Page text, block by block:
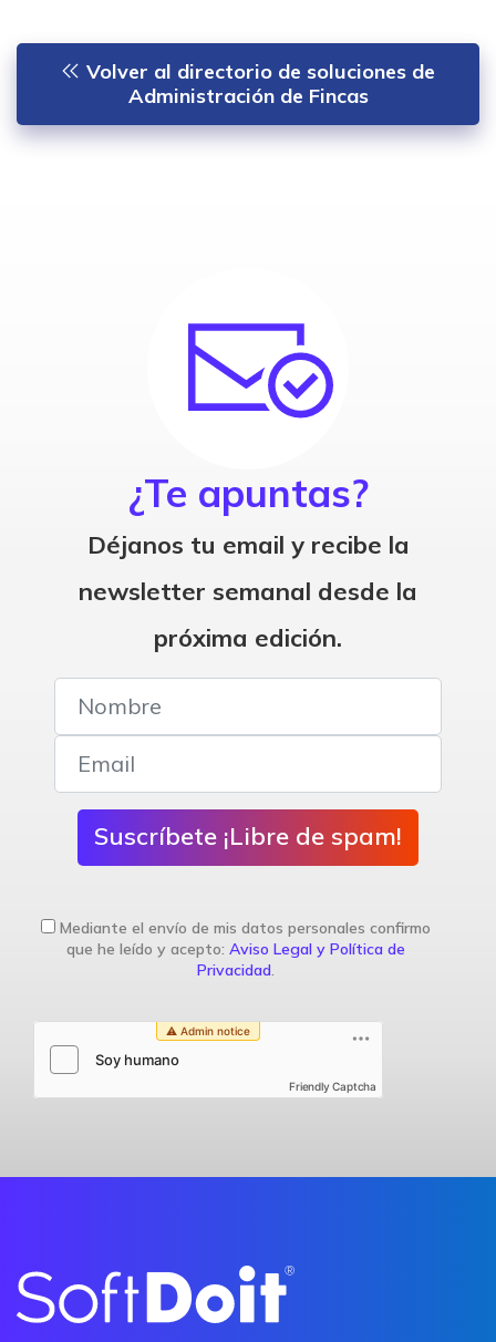
Volver al directorio de soluciones de
Administración de Fincas
¿Te apuntas?
Déjanos tu email y recibe la
newsletter semanal desde la
próxima edición.
Suscríbete ¡Libre de spam!
Mediante el envío de mis datos personales confirmo
que he leído y acepto: Aviso Legal y Política de
Privacidad.
Friendly Captcha